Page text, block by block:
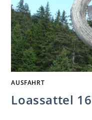
AUSFAHRT
Loassattel